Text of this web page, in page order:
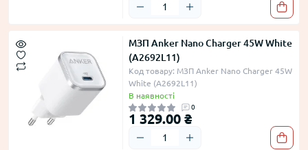
МЗП Anker Nano Charger 45W White
(A2692L11)
Код товару: МЗП Anker Nano Charger 45W
White (A2692L11)
В наявності
0
1 329.00 ₴